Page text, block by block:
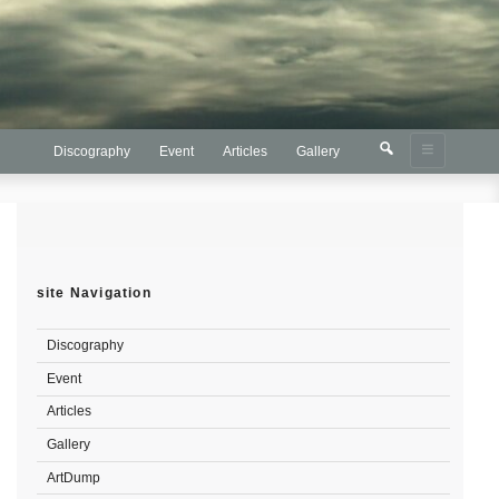
Discography Event Articles Gallery
検
site Navigation
Discography
Event
Articles
Gallery
ArtDump